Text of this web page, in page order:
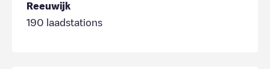
Reeuwijk
190 laadstations